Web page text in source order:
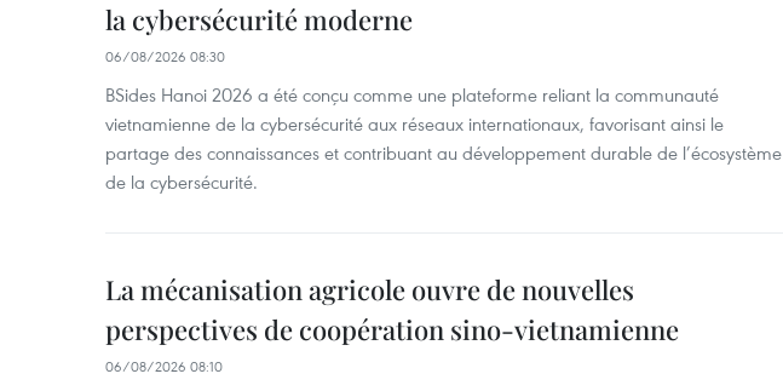
la cybersécurité moderne
06/08/2026 08:30
BSides Hanoi 2026 a été conçu comme une plateforme reliant la communauté
vietnamienne de la cybersécurité aux réseaux internationaux, favorisant ainsi le
partage des connaissances et contribuant au développement durable de l’écosystème
de la cybersécurité.
La mécanisation agricole ouvre de nouvelles
perspectives de coopération sino-vietnamienne
06/08/2026 08:10